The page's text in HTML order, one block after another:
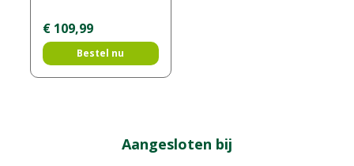
€ 109,99
Bestel nu
Aangesloten bij